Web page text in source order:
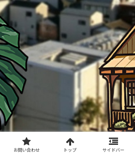
お問い合わせ トップ サイドバー